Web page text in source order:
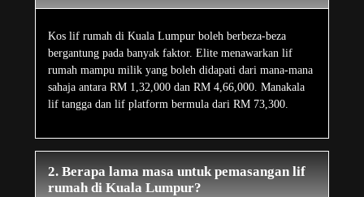
Kos lif rumah di Kuala Lumpur boleh berbeza-beza
bergantung pada banyak faktor. Elite menawarkan lif
rumah mampu milik yang boleh didapati dari mana-mana
sahaja antara RM 1,32,000 dan RM 4,66,000. Manakala
lif tangga dan lif platform bermula dari RM 73,300.
2. Berapa lama masa untuk pemasangan lif
rumah di Kuala Lumpur?